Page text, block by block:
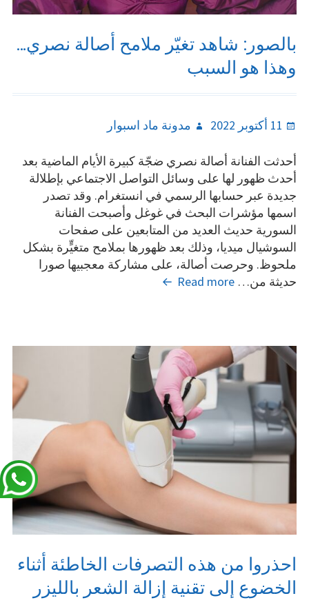
بالصور: شاهد تغيّر ملامح أصالة نصري…
وهذا هو السبب
Posted
11 أكتوبر 2022 Author
مدونة ماد اسبوار
أحدثت الفنانة أصالة نصري ضجّة كبيرة الأيام الماضية بعد
أحدث ظهور لها على وسائل التواصل الاجتماعي بإطلالة
جديدة عبر حسابها الرسمي في انستغرام. وقد تصدر
اسمها مؤشرات البحث في غوغل وأصبحت الفنانة
السورية حديث العديد من المتابعين على صفحات
السوشيال ميديا، وذلك بعد ظهورها بملامح متغيٍّرة بشكل
ملحوظ. وحرصت أصالة، على مشاركة معجبيها صورا
حديثة من… Read more بالصور:
أصالة
نصري…
وهذا
هو
السبب
احذروا من هذه التصرفات الخاطئة أثناء
الخضوع إلى تقنية إزالة الشعر بالليزر